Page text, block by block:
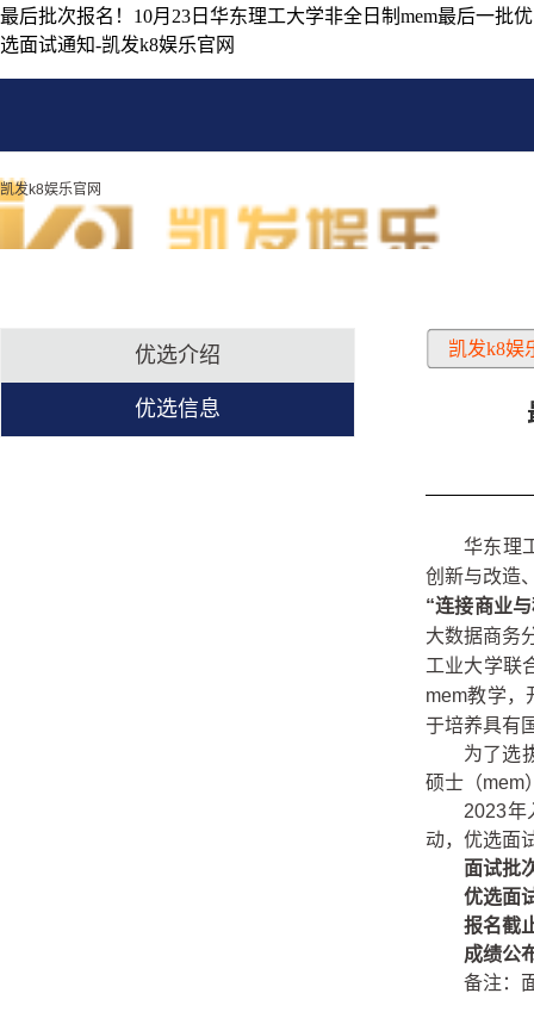
最后批次报名！10月23日华东理工大学非全日制mem最后一批优
选面试通知-凯发k8娱乐官网
凯发k8娱乐官网
优选介绍
优选信息
凯发k8娱
华东理
创新与改造
“连接商业
大数据商务
工业大学联
mem教学，
于培养具有
为了选
硕士（mem
2023年
动，优选面
面试批
优选面
报名截
成绩公
备注：